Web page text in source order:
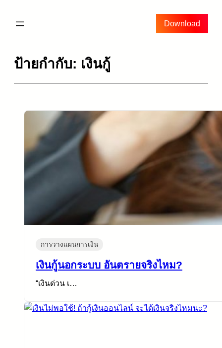
Download
ป้ายกำกับ: เงินกู้
การวางแผนการเงิน
เงินกู้นอกระบบ อันตรายจริงไหม?
“เงินด่วน เ…